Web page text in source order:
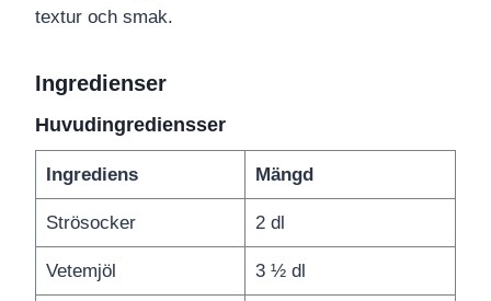
textur och smak.
Ingredienser
Huvudingrediensser
Ingrediens Mängd
Strösocker 2 dl
Vetemjöl 3 ½ dl